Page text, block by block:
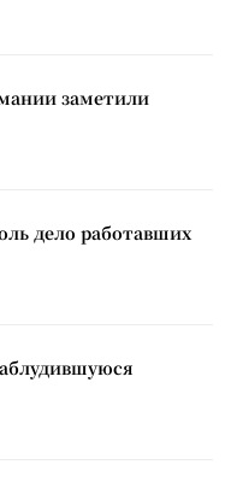
заметили
дело работавших